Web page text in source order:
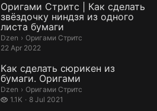
Оригами Стритс | Как сделать
звёздочку ниндзя из одного
листа бумаги
Dzen › Оригами Стритс.
Оригами Стритс
22 Apr 2022
Как сделать сюрикен из
бумаги. Оригами
Dzen › Оригами Стритс.
Оригами Стритс
1.1K
1.1 thousand views
8 Jul 2021